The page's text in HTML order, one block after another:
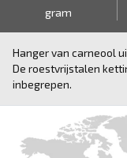
gram
Hanger van carneool
De roestvrijstalen
inbegrepen.